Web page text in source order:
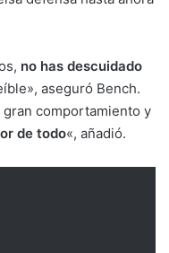
no has descuidado
aseguró Bench.
comportamiento y
de todo«, añadió.